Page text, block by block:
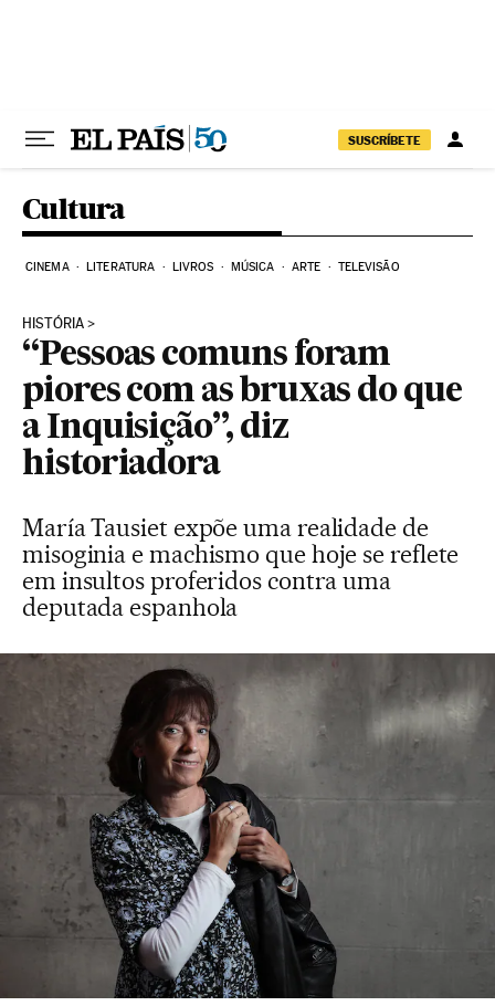
SUSCRÍBETE
Cultura
CINEMA LITERATURA LIVROS MÚSICA ARTE TELEVISÃO
HISTÓRIA
“Pessoas comuns foram
piores com as bruxas do que
a Inquisição”, diz
historiadora
María Tausiet expõe uma realidade de
misoginia e machismo que hoje se reflete
em insultos proferidos contra uma
deputada espanhola